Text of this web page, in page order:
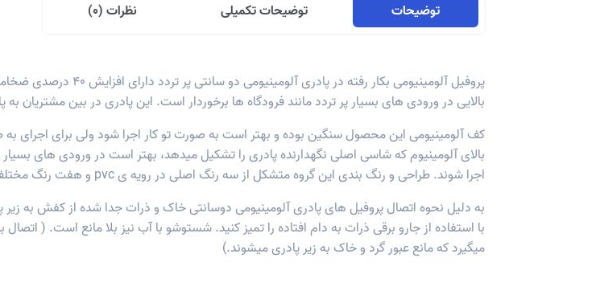
توضیحات توضیحات تکمیلی نظرات (0)
پروفیل آلومینیومی بکار
بالایی در ورودی های بسیار پر تردد مانند فرودگاه ها برخوردار است. این پادری در بین مشتریان به پادری ۲ سانتی سنگین
کف آلومینیومی این محصول سنگین بوده و بهتر است به صورت تو کار اجرا شود ولی برای اجرای
بالای آلومینیوم که شاسی اصلی نگهدارنده پادری را تشکیل میدهد، بهتر است در ورودی های
اجرا شوند. طراحی و رنگ بندی این گروه متشکل از سه رنگ اصلی در رویه ی pvc و هفت رنگ مختلف در موکت می باشد.
به دلیل نحوه اتصال پروفیل های پادری آلومینیومی دوسانتی خاک و ذرات جدا شده از کفش به
میگیرد که مانع عبور گرد و خاک به زیر پادری میشوند.)